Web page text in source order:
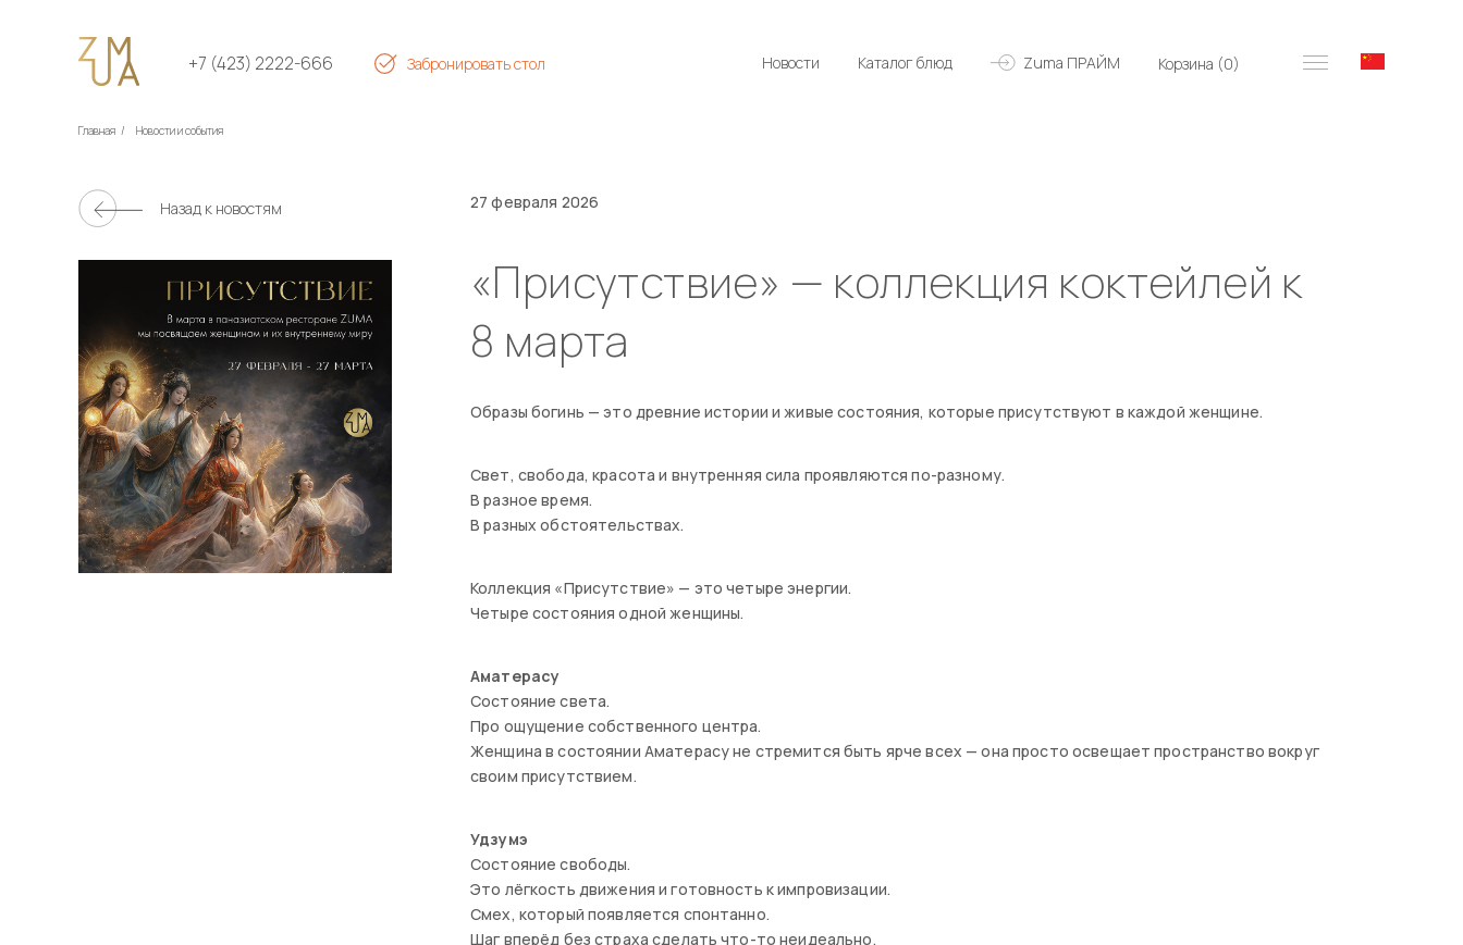
+7 (423) 2222-666 Забронировать стол Zuma ПРАЙМ
Каталог блюд
Новости Корзина (0)
Главная / Новости и события
Назад к новостям 27 февраля 2026
«Присутствие» — коллекция коктейлей к
8 марта
Образы богинь — это древние истории и живые состояния, которые присутствуют в каждой женщине.
Свет, свобода, красота и внутренняя сила проявляются по-разному.
В разное время.
В разных обстоятельствах.
Коллекция «Присутствие» — это четыре энергии.
Четыре состояния одной женщины.
Аматерасу
Состояние света.
Про ощущение собственного центра.
Женщина в состоянии Аматерасу не стремится быть ярче всех — она просто освещает пространство вокруг
своим присутствием.
Удзумэ
Состояние свободы.
Это лёгкость движения и готовность к импровизации.
Смех, который появляется спонтанно.
Шаг вперёд без страха сделать что-то неидеально.